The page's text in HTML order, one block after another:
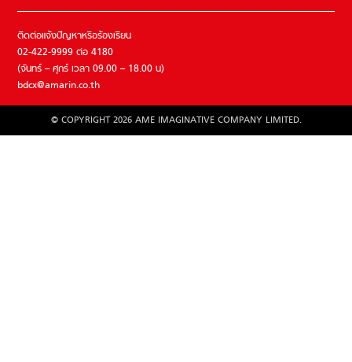
ติดต่อแจ้งปัญหาหรือร้องเรียน
02-422-9999 ต่อ 4180
(จันทร์ – ศุกร์ เวลา 09.00 – 18.00 น)
bdcx@amarin.co.th
© COPYRIGHT 2026 AME IMAGINATIVE COMPANY LIMITED.